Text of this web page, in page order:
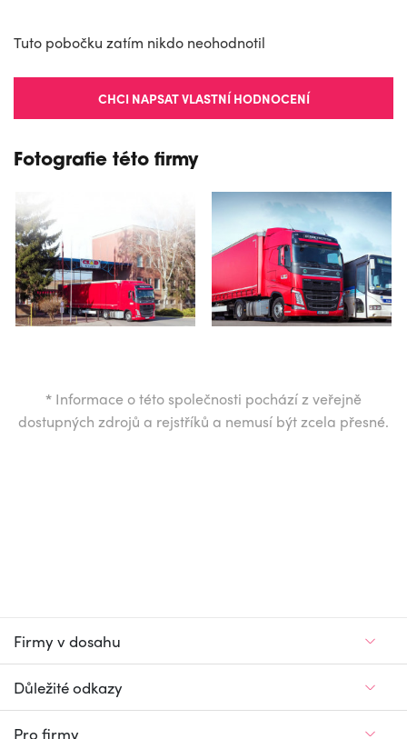
Tuto pobočku zatím nikdo neohodnotil
CHCI NAPSAT VLASTNÍ HODNOCENÍ
Fotografie této firmy
* Informace o této společnosti pochází z veřejně
dostupných zdrojů a rejstříků a nemusí být zcela přesné.
Firmy v dosahu
Důležité odkazy
Pro firmy